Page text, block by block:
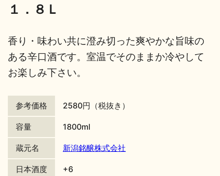
地酒川柳
１．８Ｌ
香り・味わい共に澄み切った爽やかな旨味の
ある辛口酒です。室温でそのままか冷やして
お楽しみ下さい。
参考価格 2580円（税抜き）
容量 1800ml
蔵元名 新潟銘醸株式会社
日本酒度 +6